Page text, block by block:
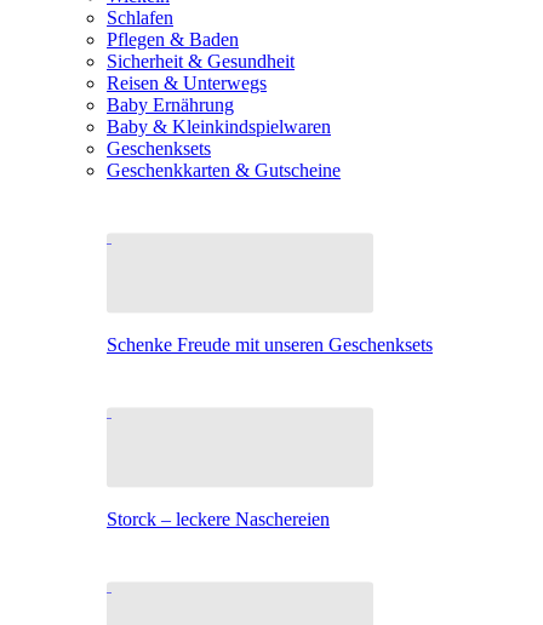
Schlafen
Pflegen & Baden
Sicherheit & Gesundheit
Reisen & Unterwegs
Baby Ernährung
Baby & Kleinkindspielwaren
Geschenksets
Geschenkkarten & Gutscheine
Schenke Freude mit unseren Geschenksets
Storck – leckere Naschereien